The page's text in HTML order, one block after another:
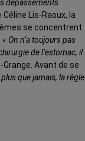
dépassements
Céline Lis-Raoux, la
se concentrent
On n’a toujours pas
de l’estomac, il
Grange. Avant de se
que jamais, la règle